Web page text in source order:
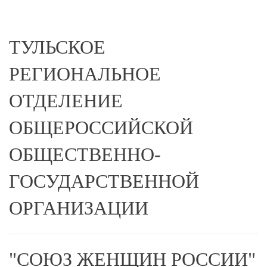
ТУЛЬСКОЕ
РЕГИОНАЛЬНОЕ
ОТДЕЛЕНИЕ
ОБЩЕРОССИЙСКОЙ
ОБЩЕСТВЕННО-
ГОСУДАРСТВЕННОЙ
ОРГАНИЗАЦИИ
"СОЮЗ ЖЕНЩИН РОССИИ"